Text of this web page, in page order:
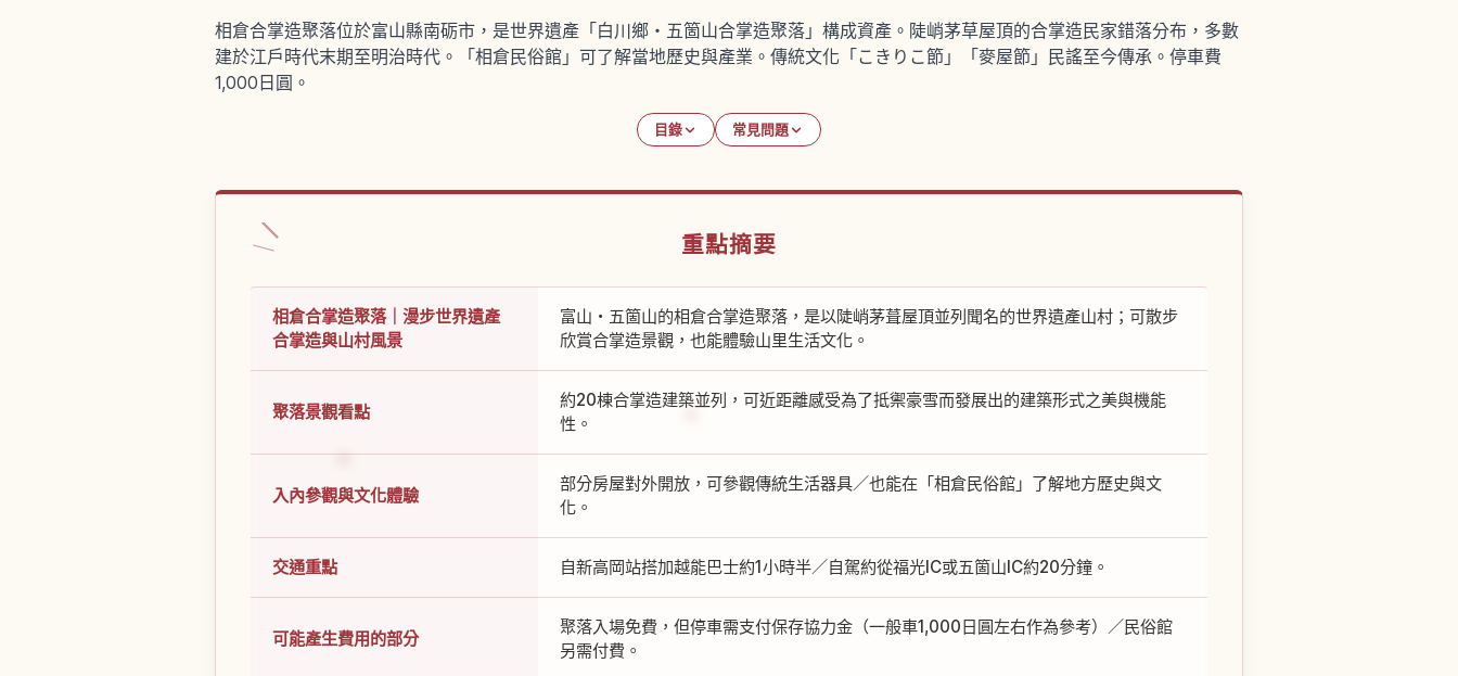
相倉合掌造聚落位於富山縣南砺市，是世界遺產「白川鄉・五箇山合掌造聚落」構成資產。陡峭茅草屋頂的合掌造民家錯落分布，多數
建於江戶時代末期至明治時代。「相倉民俗館」可了解當地歷史與產業。傳統文化「こきりこ節」「麥屋節」民謠至今傳承。停車費
1,000日圓。
目錄 常見問題
重點摘要
相倉合掌造聚落｜漫步世界遺產
合掌造與山村風景
富山・五箇山的相倉合掌造聚落，是以陡峭茅葺屋頂並列聞名的世界遺產山村；可散步
欣賞合掌造景觀，也能體驗山里生活文化。
聚落景觀看點
約20棟合掌造建築並列，可近距離感受為了抵禦豪雪而發展出的建築形式之美與機能
性。
入內參觀與文化體驗
部分房屋對外開放，可參觀傳統生活器具／也能在「相倉民俗館」了解地方歷史與文
化。
交通重點 自新高岡站搭加越能巴士約1小時半／自駕約從福光IC或五箇山IC約20分鐘。
可能產生費用的部分
聚落入場免費，但停車需支付保存協力金（一般車1,000日圓左右作為參考）／民俗館
另需付費。